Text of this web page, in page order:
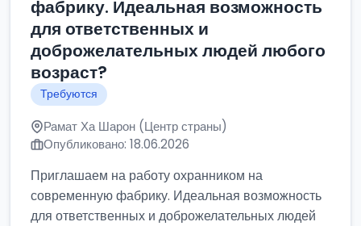
фабрику. Идеальная возможность
для ответственных и
доброжелательных людей любого
возраст?
Требуются
Рамат Ха Шарон (Центр страны)
Опубликовано: 18.06.2026
Приглашаем на работу охранником на
современную фабрику. Идеальная возможность
для ответственных и доброжелательных людей